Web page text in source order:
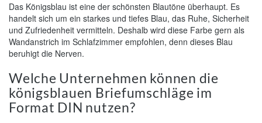
Das Königsblau ist eine der schönsten Blautöne überhaupt. Es
handelt sich um ein starkes und tiefes Blau, das Ruhe, Sicherheit
und Zufriedenheit vermitteln. Deshalb wird diese Farbe gern als
Wandanstrich im Schlafzimmer empfohlen, denn dieses Blau
beruhigt die Nerven.
Welche Unternehmen können die
königsblauen Briefumschläge im
Format DIN nutzen?